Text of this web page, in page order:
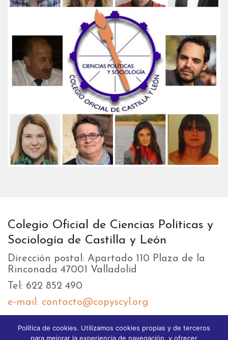
Colegio Oficial de Ciencias Políticas y
Sociología de Castilla y León
Dirección postal: Apartado 110 Plaza de la
Rinconada 47001 Valladolid
Tel: 622 852 490
e-mail: contacto@copyscyl.org
LIKEBOX
Política de cookies. Utilizamos cookies propias y de terceros
para mejorar la experiencia de navegación, y ofrecer